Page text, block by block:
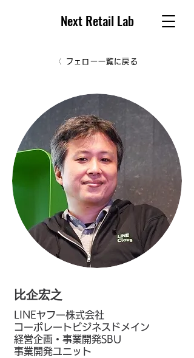
Next Retail Lab
フェロー一覧に戻る
比企宏之
LINEヤフー株式会社
コーポレートビジネスドメイン
経営企画・事業開発SBU
事業開発ユニット